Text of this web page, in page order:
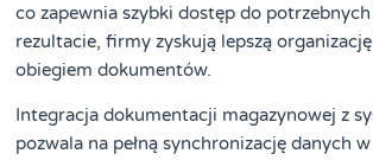
co zapewnia szybki dostęp do
rezultacie, firmy zyskują lepszą
obiegiem dokumentów.
Integracja dokumentacji magazynowej z
pozwala na pełną synchronizację danych w